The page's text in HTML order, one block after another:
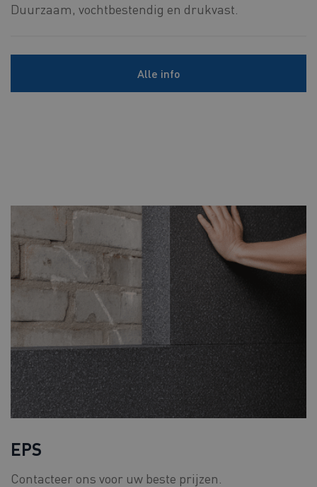
Duurzaam, vochtbestendig en drukvast.
Alle info
EPS
Contacteer ons voor uw beste prijzen.